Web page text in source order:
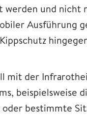
und nicht
Ausführung
mit der
beispielsweise
bestimmte